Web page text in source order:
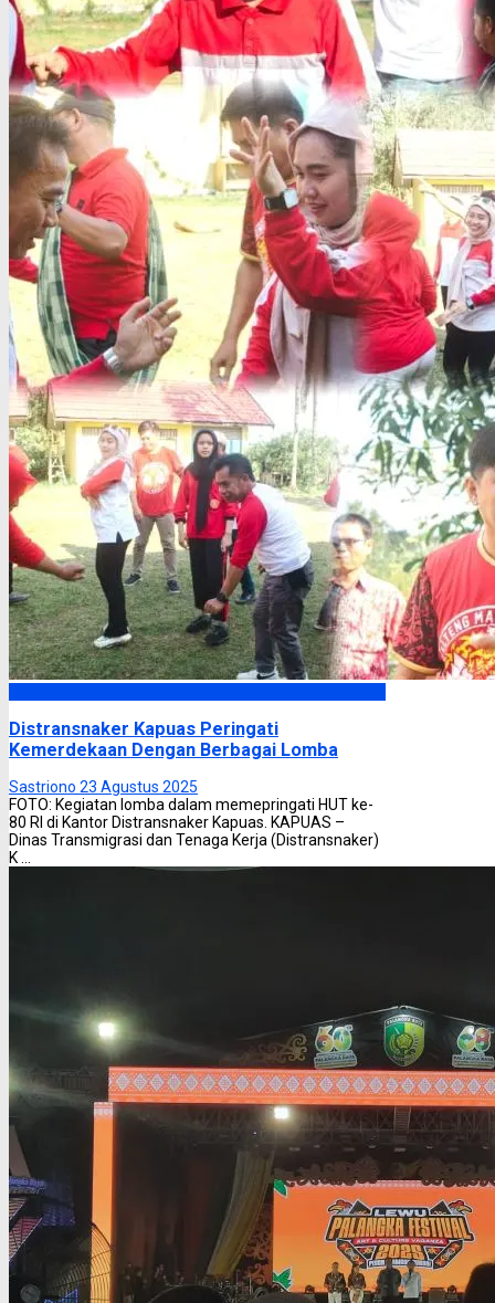
Distransnaker Kapuas Peringati
Kemerdekaan Dengan Berbagai Lomba
Sastriono 23 Agustus 2025
FOTO: Kegiatan lomba dalam memepringati HUT ke-
80 RI di Kantor Distransnaker Kapuas. KAPUAS –
Dinas Transmigrasi dan Tenaga Kerja (Distransnaker)
K ...